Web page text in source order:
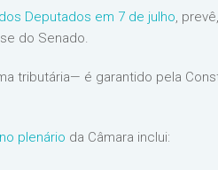
Deputados em 7 de julho,
do Senado.
tributária— é garantido pela
plenário da Câmara inclui: